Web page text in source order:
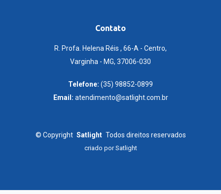
Contato
R. Profa. Helena Réis , 66-A - Centro,
Varginha - MG, 37006-030
Telefone: (35) 98852-0899
Email: atendimento@satlight.com.br
© Copyright Satlight Todos direitos reservados
criado porSatlight